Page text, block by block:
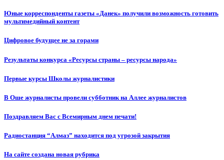
Юные корреспонденты газеты «Данек» получили возможность готовить
мультимедийный контент
Цифровое будущее не за горами
Результаты конкурса «Ресурсы страны – ресурсы народа»
Первые курсы Школы журналистики
В Оше журналисты провели субботник на Аллее журналистов
Поздравляем Вас с Всемирным днем печати!
Радиостанция “Алмаз” находится под угрозой закрытия
На сайте создана новая рубрика